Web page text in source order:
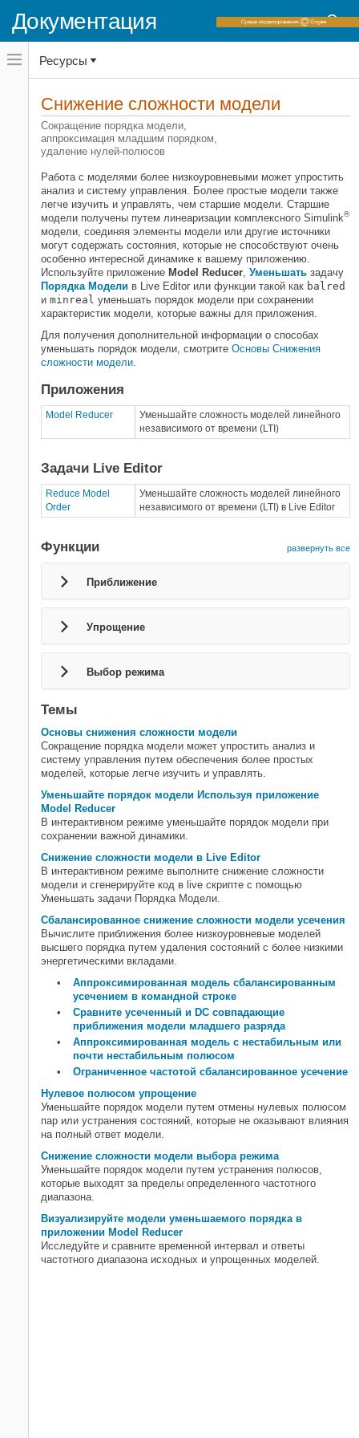
Документация
Переключатель
навигационного
меню
переключатель
навигационного
Control System Toolbox
Модели динамической системы
Категория
Представление линейной системы
Преобразование моделей
Снижение сложности модели
Ресурсы
Снижение сложности модели
Сокращение порядка модели,
аппроксимация младшим порядком,
удаление нулей-полюсов
Работа с моделями более низкоуровневыми может упростить
анализ и систему управления. Более простые модели также
легче изучить и управлять, чем старшие модели. Старшие
модели получены путем линеаризации комплексного Simulink®
модели, соединяя элементы модели или другие источники
могут содержать состояния, которые не способствуют очень
особенно интересной динамике к вашему приложению.
Используйте приложение Model Reducer, Уменьшать задачу
Порядка Модели в Live Editor или функции такой как balred
и minreal уменьшать порядок модели при сохранении
характеристик модели, которые важны для приложения.
Для получения дополнительной информации о способах
уменьшать порядок модели, смотрите Основы Снижения
сложности модели.
Приложения
Model Reducer
Уменьшайте сложность моделей линейного
независимого от времени (LTI)
Задачи Live Editor
Reduce Model
Order
Уменьшайте сложность моделей линейного
независимого от времени (LTI) в Live Editor
Функции развернуть все
Приближение
Упрощение
Выбор режима
Темы
Основы снижения сложности модели
Сокращение порядка модели может упростить анализ и
систему управления путем обеспечения более простых
моделей, которые легче изучить и управлять.
Уменьшайте порядок модели Используя приложение
Model Reducer
В интерактивном режиме уменьшайте порядок модели при
сохранении важной динамики.
Снижение сложности модели в Live Editor
В интерактивном режиме выполните снижение сложности
модели и сгенерируйте код в live скрипте с помощью
Уменьшать задачи Порядка Модели.
Сбалансированное снижение сложности модели усечения
Вычислите приближения более низкоуровневые моделей
высшего порядка путем удаления состояний с более низкими
энергетическими вкладами.
Аппроксимированная модель сбалансированным
усечением в командной строке
Сравните усеченный и DC совпадающие
приближения модели младшего разряда
Аппроксимированная модель с нестабильным или
почти нестабильным полюсом
Ограниченное частотой сбалансированное усечение
Нулевое полюсом упрощение
Уменьшайте порядок модели путем отмены нулевых полюсом
пар или устранения состояний, которые не оказывают влияния
на полный ответ модели.
Снижение сложности модели выбора режима
Уменьшайте порядок модели путем устранения полюсов,
которые выходят за пределы определенного частотного
диапазона.
Визуализируйте модели уменьшаемого порядка в
приложении Model Reducer
Исследуйте и сравните временной интервал и ответы
частотного диапазона исходных и упрощенных моделей.